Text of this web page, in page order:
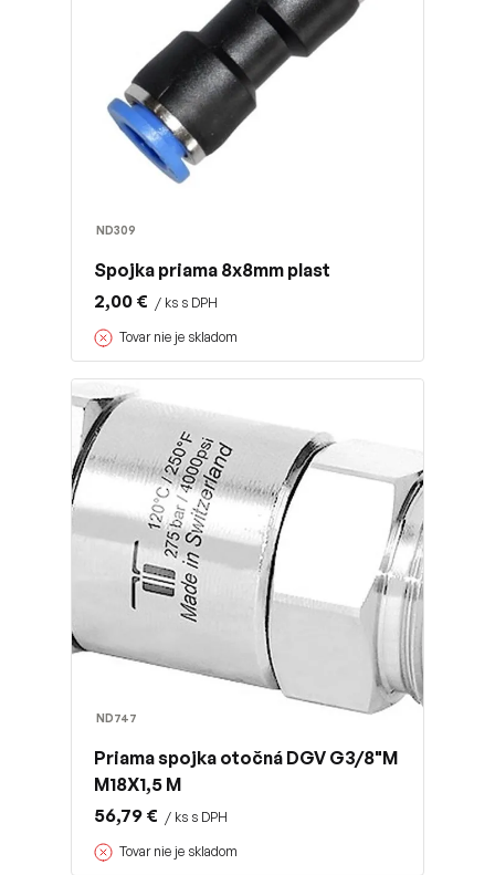
ND309
Spojka priama 8x8mm plast
2,00 € / ks s DPH
Tovar nie je skladom
ND747
Priama spojka otočná DGV G3/8"M
M18X1,5 M
56,79 € / ks s DPH
Tovar nie je skladom